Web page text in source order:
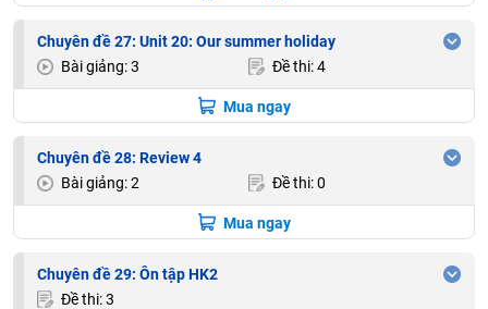
Chuyên đề 27: Unit 20: Our summer holiday
Bài giảng: 3
Đề thi: 4
Mua ngay
Chuyên đề 28: Review 4
Bài giảng: 2
Đề thi: 0
Mua ngay
Chuyên đề 29: Ôn tập HK2
Đề thi: 3